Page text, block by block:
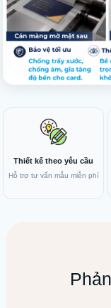
Thiết kế theo yêu cầu
Hỗ trợ tư vấn mẫu miễn phí